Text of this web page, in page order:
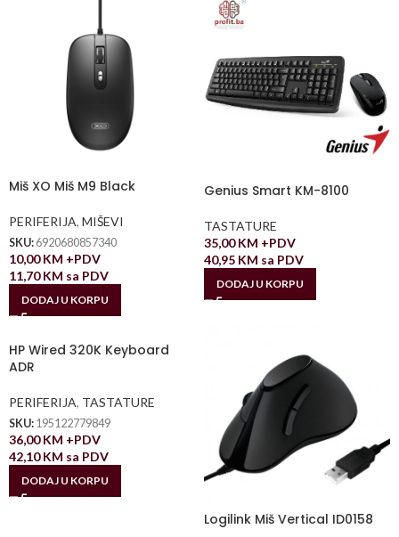
Miš XO Miš M9 Black
PERIFERIJA, MIŠEVI
SKU: 6920680857340
10,00KM +PDV
11,70KM sa PDV
DODAJ U KORPU
Genius Smart KM-8100
TASTATURE
35,00KM +PDV
40,95 KM sa PDV
DODAJ U KORPU
HP Wired 320K Keyboard
ADR
PERIFERIJA, TASTATURE
SKU: 195122779849
36,00KM +PDV
42,10KM sa PDV
DODAJ U KORPU
Logilink Miš Vertical ID0158